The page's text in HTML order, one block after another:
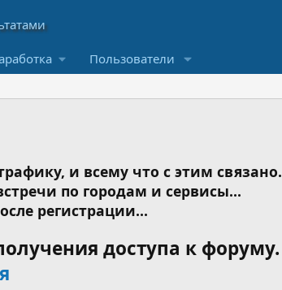
Пользователи
и всему что с этим связано.
по городам и сервисы...
регистрации...
доступа к форуму.